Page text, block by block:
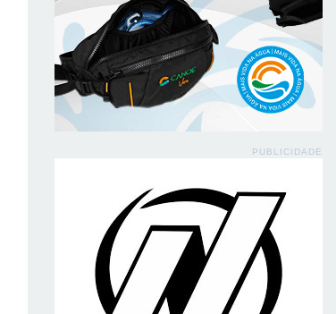
PUBLICIDADE